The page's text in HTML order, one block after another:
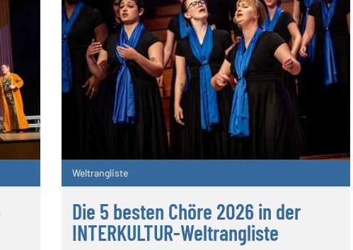
Weltrangliste
Die 5 besten Chöre 2026 in der
INTERKULTUR-Weltrangliste